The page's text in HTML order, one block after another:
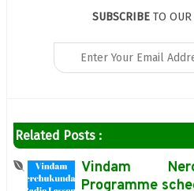
SUBSCRIBE TO
Related Posts :
Vindam
Programme